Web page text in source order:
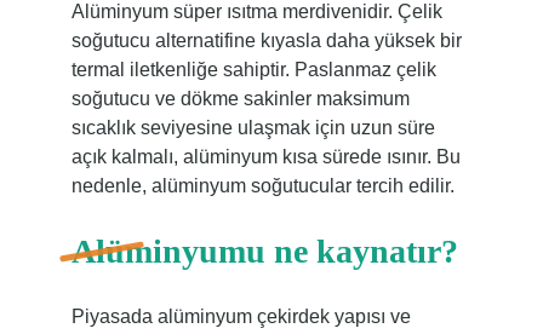
Alüminyum süper ısıtma merdivenidir. Çelik
soğutucu alternatifine kıyasla daha yüksek bir
termal iletkenliğe sahiptir. Paslanmaz çelik
soğutucu ve dökme sakinler maksimum
sıcaklık seviyesine ulaşmak için uzun süre
açık kalmalı, alüminyum kısa sürede ısınır. Bu
nedenle, alüminyum soğutucular tercih edilir.
Alüminyumu ne kaynatır?
Piyasada alüminyum çekirdek yapısı ve